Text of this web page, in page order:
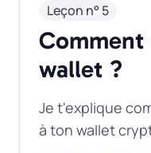
Leçon n° 5
wallet ?
Je t'explique
à ton wallet